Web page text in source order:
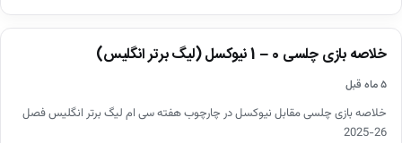
خلاصه بازی چلسی 0 – 1 نیوکسل (لیگ برتر انگلیس)
۵ ماه قبل
خلاصه بازی چلسی مقابل نیوکسل در چارچوب هفته سی ام لیگ برتر انگلیس فصل
26-2025